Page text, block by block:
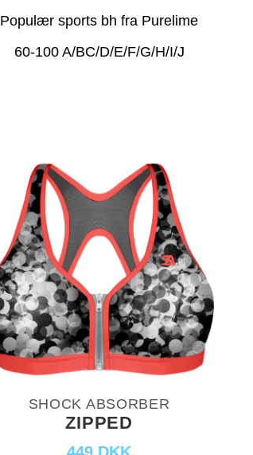
Populær sports bh fra Purelime
60-100 A/BC/D/E/F/G/H/I/J
SHOCK ABSORBER
ZIPPED
449 DKK